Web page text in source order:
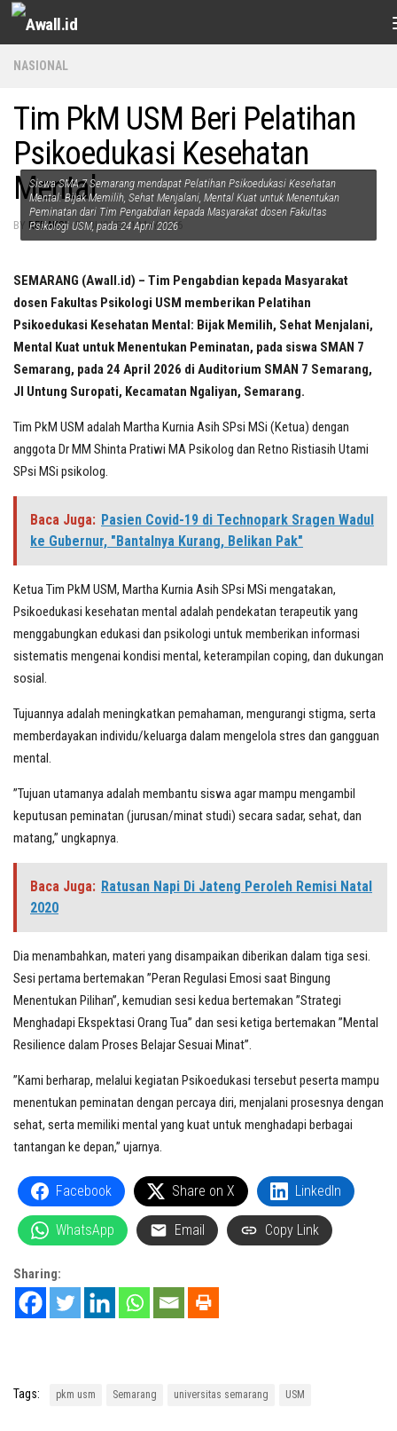
Skip to content
NASIONAL
Tim PkM USM Beri Pelatihan
Psikoedukasi Kesehatan
Mental
BY REDAKSI · PUBLISHED1 MAY 2026
Siswa SMA 7 Semarang mendapat Pelatihan Psikoedukasi Kesehatan
Mental: Bijak Memilih, Sehat Menjalani, Mental Kuat untuk Menentukan
Peminatan dari Tim Pengabdian kepada Masyarakat dosen Fakultas
Psikologi USM, pada 24 April 2026
SEMARANG (Awall.id) – Tim Pengabdian kepada Masyarakat
dosen Fakultas Psikologi USM memberikan Pelatihan
Psikoedukasi Kesehatan Mental: Bijak Memilih, Sehat Menjalani,
Mental Kuat untuk Menentukan Peminatan, pada siswa SMAN 7
Semarang, pada 24 April 2026 di Auditorium SMAN 7 Semarang,
Jl Untung Suropati, Kecamatan Ngaliyan, Semarang.
Tim PkM USM adalah Martha Kurnia Asih SPsi MSi (Ketua) dengan
anggota Dr MM Shinta Pratiwi MA Psikolog dan Retno Ristiasih Utami
SPsi MSi psikolog.
Baca Juga: Pasien Covid-19 di Technopark Sragen Wadul
ke Gubernur, "Bantalnya Kurang, Belikan Pak"
Ketua Tim PkM USM, Martha Kurnia Asih SPsi MSi mengatakan,
Psikoedukasi kesehatan mental adalah pendekatan terapeutik yang
menggabungkan edukasi dan psikologi untuk memberikan informasi
sistematis mengenai kondisi mental, keterampilan coping, dan dukungan
sosial.
Tujuannya adalah meningkatkan pemahaman, mengurangi stigma, serta
memberdayakan individu/keluarga dalam mengelola stres dan gangguan
mental.
”Tujuan utamanya adalah membantu siswa agar mampu mengambil
keputusan peminatan (jurusan/minat studi) secara sadar, sehat, dan
matang,” ungkapnya.
Baca Juga: Ratusan Napi Di Jateng Peroleh Remisi Natal
2020
Dia menambahkan, materi yang disampaikan diberikan dalam tiga sesi.
Sesi pertama bertemakan ”Peran Regulasi Emosi saat Bingung
Menentukan Pilihan”, kemudian sesi kedua bertemakan ”Strategi
Menghadapi Ekspektasi Orang Tua” dan sesi ketiga bertemakan ”Mental
Resilience dalam Proses Belajar Sesuai Minat”.
”Kami berharap, melalui kegiatan Psikoedukasi tersebut peserta mampu
menentukan peminatan dengan percaya diri, menjalani prosesnya dengan
sehat, serta memiliki mental yang kuat untuk menghadapi berbagai
tantangan ke depan,” ujarnya.
Facebook Share on X LinkedIn
WhatsApp Email Copy Link
Sharing:
Tags: pkm usm Semarang universitas semarang USM